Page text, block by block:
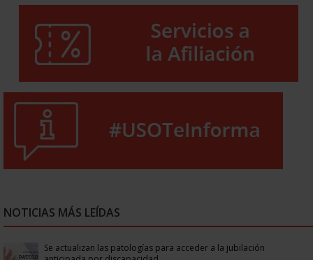
NOTICIAS MÁS LEÍDAS
Se actualizan las patologías para acceder a la jubilación